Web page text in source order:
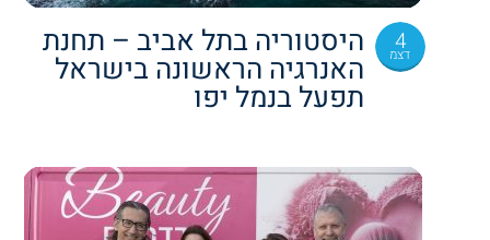
4
דצמ היסטוריה בתל אביב – תחנת
האנרגיה הראשונה בישראל
תפעל בנמל יפו